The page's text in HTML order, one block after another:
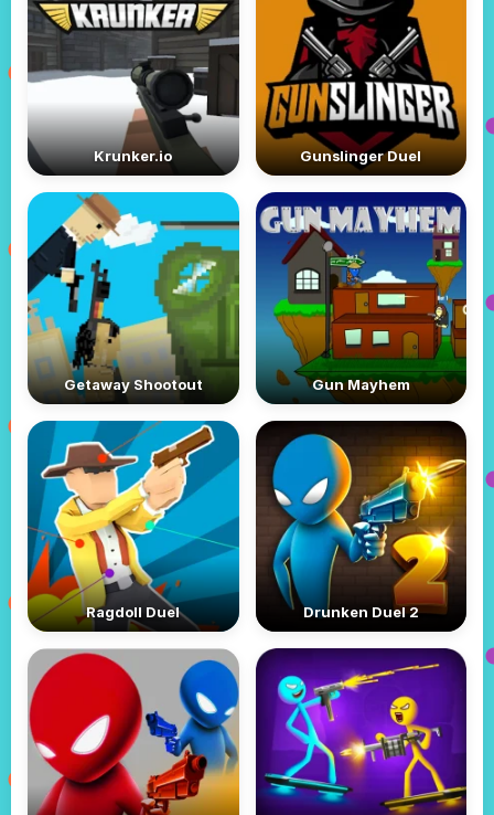
Krunker.io Gunslinger Duel
Getaway Shootout Gun Mayhem
Ragdoll Duel Drunken Duel 2